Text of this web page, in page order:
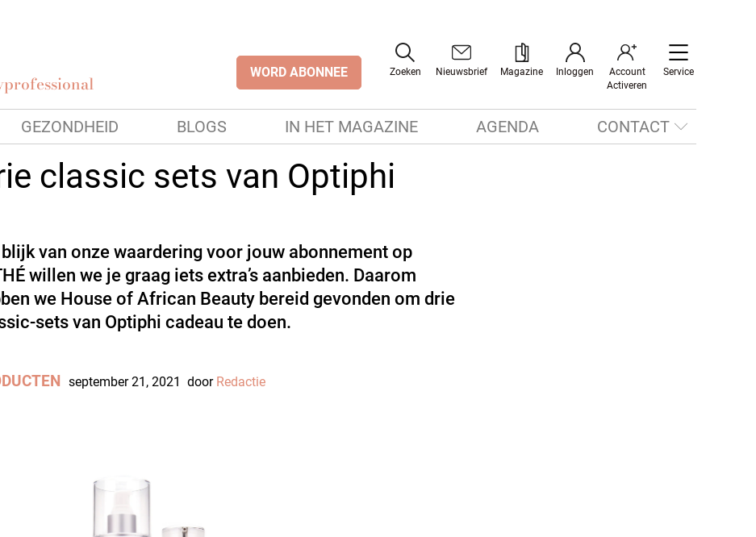
WORD ABONNEE Zoeken Nieuwsbrief Magazine Inloggen
Account
Activeren
Service
GEZONDHEID BLOGS IN HET MAGAZINE AGENDA CONTACT
classic sets van Optiphi
van onze waardering voor jouw abonnement op
willen we je graag iets extra’s aanbieden. Daarom
we House of African Beauty bereid gevonden om drie
sets van Optiphi cadeau te doen.
september 21, 2021 door Redactie